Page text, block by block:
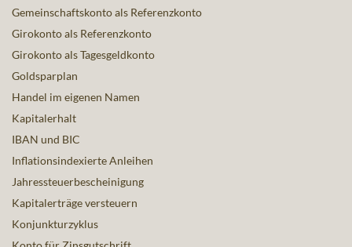
Gemeinschaftskonto als Referenzkonto
Girokonto als Referenzkonto
Girokonto als Tagesgeldkonto
Goldsparplan
Handel im eigenen Namen
Kapitalerhalt
IBAN und BIC
Inflationsindexierte Anleihen
Jahressteuerbescheinigung
Kapitalerträge versteuern
Konjunkturzyklus